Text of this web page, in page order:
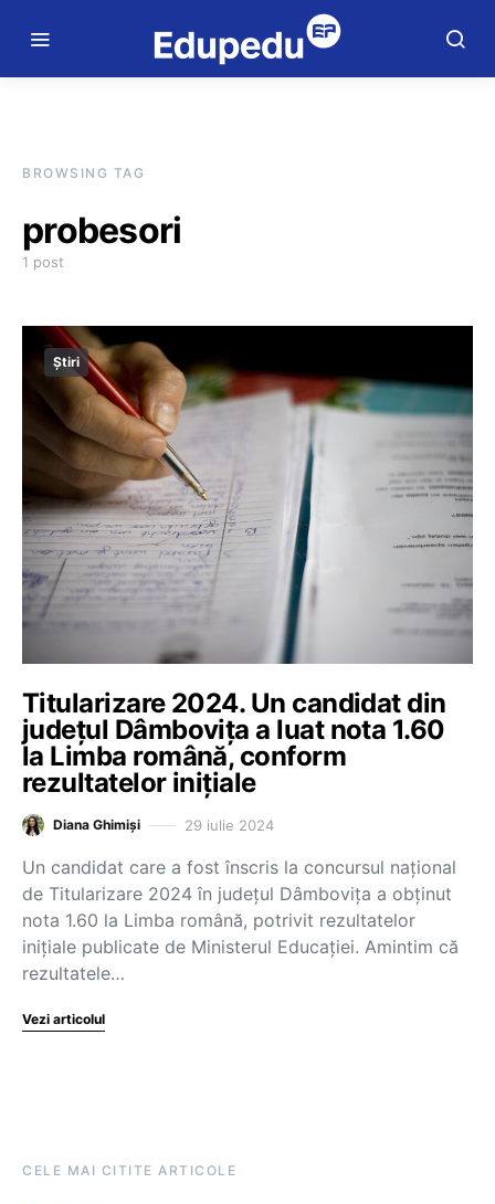
BROWSING TAG
probesori
1 post
Știri
Titularizare 2024. Un candidat din
județul Dâmbovița a luat nota 1.60
la Limba română, conform
rezultatelor inițiale
Diana Ghimiși 29 iulie 2024
Un candidat care a fost înscris la concursul național
de Titularizare 2024 în județul Dâmbovița a obținut
nota 1.60 la Limba română, potrivit rezultatelor
inițiale publicate de Ministerul Educației. Amintim că
rezultatele…
Vezi articolul
CELE MAI CITITE ARTICOLE